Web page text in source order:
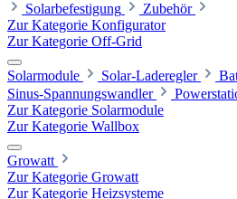
Solarbefestigung
Zubehör
Zur Kategorie Konfigurator
Zur Kategorie Off-Grid
Solarmodule Solar-Laderegler
Sinus-Spannungswandler
Zur Kategorie Solarmodule
Zur Kategorie Wallbox
Growatt
Zur Kategorie Growatt
Zur Kategorie Heizsysteme